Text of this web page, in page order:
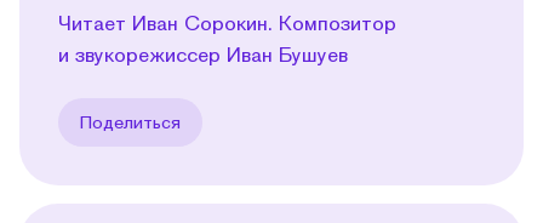
Читает Иван Сорокин. Композитор
и звукорежиссер Иван Бушуев
Поделиться